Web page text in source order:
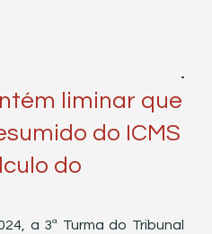
liminar que
do ICMS
do
a 3ª Turma do Tribunal